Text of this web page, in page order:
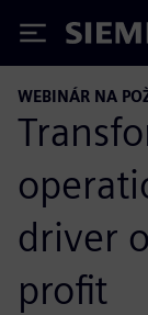
Siemens
WEBINÁR NA
driver
profit